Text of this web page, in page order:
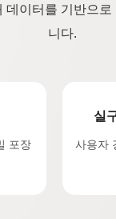
이터를 기반으
니다.
포장
실
사용자